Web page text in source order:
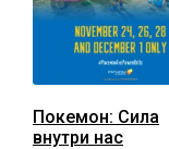
Покемон: Сила
внутри нас